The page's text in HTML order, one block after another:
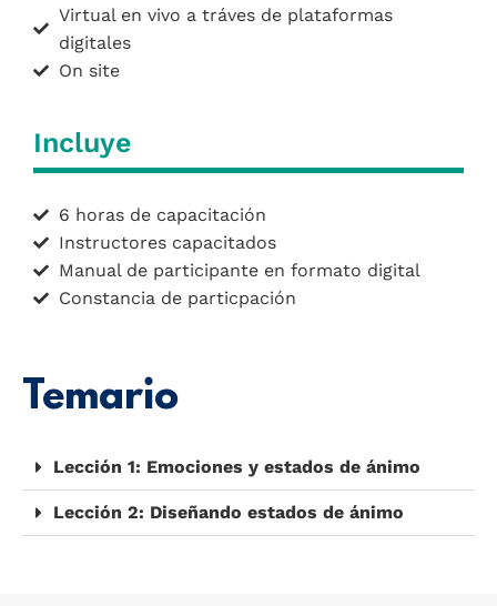
Virtual en vivo a tráves de plataformas
digitales
On site
Incluye
6 horas de capacitación
Instructores capacitados
Manual de participante en formato digital
Constancia de particpación
Temario
Lección 1: Emociones y estados de ánimo
Lección 2: Diseñando estados de ánimo